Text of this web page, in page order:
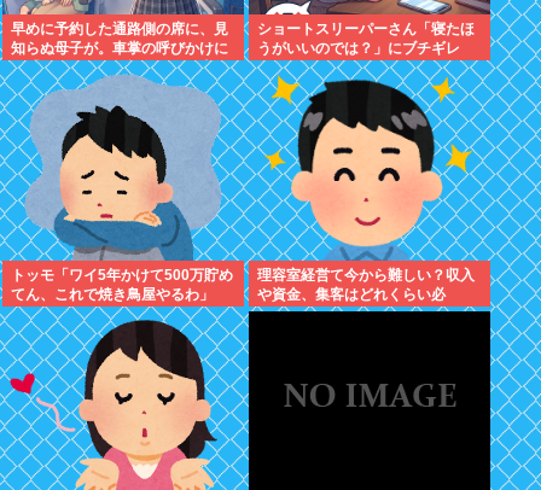
早めに予約した通路側の席に、見
知らぬ母子が。車掌の呼びかけに
も「目を閉じて無視」して居座ら
れました。無理やり奪われた席
は、結局“やったもん勝ち”にな
っ...
ショートスリーパーさん「寝たほ
うがいいのでは？」にブチギレ
トッモ「ワイ5年かけて500万貯め
てん、これで焼き鳥屋やるわ」
理容室経営て今から難しい？収入
や資金、集客はどれくらい必
要？？